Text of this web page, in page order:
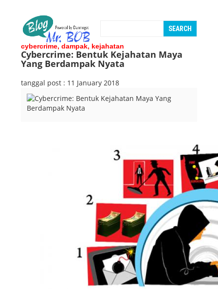
cybercrime, dampak, kejahatan
Cybercrime: Bentuk Kejahatan Maya
Yang Berdampak Nyata
tanggal post : 11 January 2018